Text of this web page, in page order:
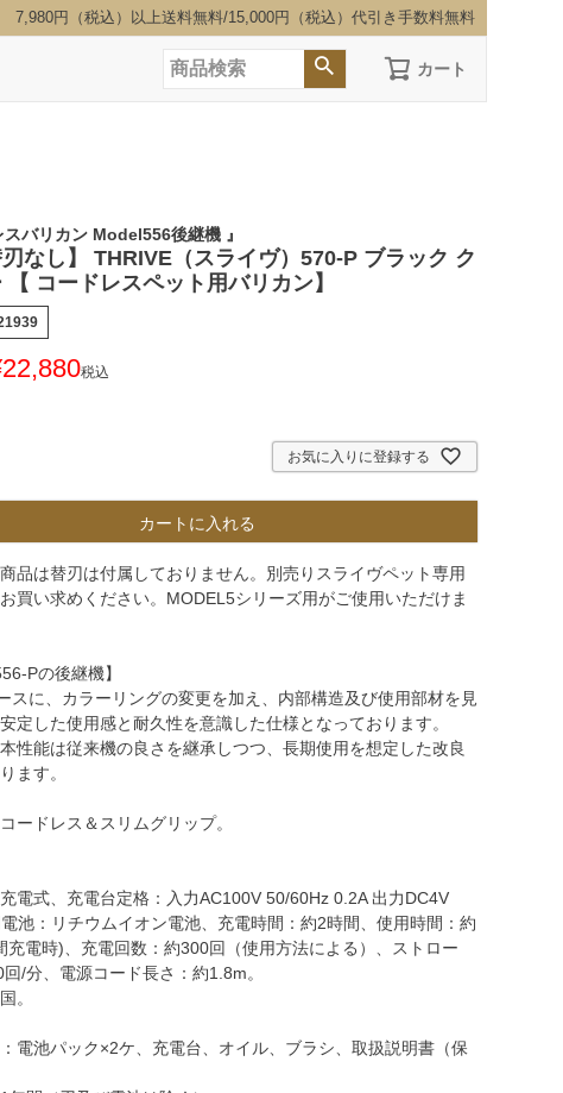
7,980円（税込）以上送料無料/15,000円（税込）代引き手数料無料
カート
スバリカン Model556後継機 』
刃なし】 THRIVE（スライヴ）570-P ブラック ク
【 コードレスペット用バリカン】
22,880税込
お気に入りに登録する
カートに入れる
品は替刃は付属しておりません。別売りスライヴペット専用
買い求めください。MODEL5シリーズ用がご使用いただけま
Pの後継機】
スに、カラーリングの変更を加え、内部構造及び使用部材を見
定した使用感と耐久性を意識した仕様となっております。
性能は従来機の良さを継承しつつ、長期使用を想定した改良
ます。
ードレス＆スリムグリップ。
電式、充電台定格：入力AC100V 50/60Hz 0.2A 出力DC4V
池：リチウムイオン電池、充電時間：約2時間、使用時間：約
充電時)、充電回数：約300回（使用方法による）、ストロー
/分、電源コード長さ：約1.8m。
。
電池パック×2ケ、充電台、オイル、ブラシ、取扱説明書（保